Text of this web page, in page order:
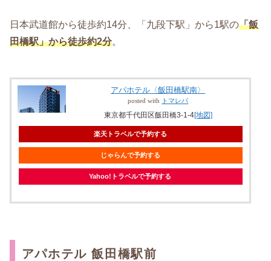
日本武道館から徒歩約14分、「九段下駅」から1駅の「飯
田橋駅」から徒歩約2分。
アパホテル〈飯田橋駅南〉
posted with トマレバ
東京都千代田区飯田橋3-1-4[地図]
楽天トラベルで予約する
じゃらんで予約する
Yahoo!トラベルで予約する
アパホテル 飯田橋駅前